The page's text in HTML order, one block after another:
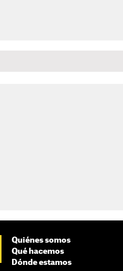
Quiénes somos
Qué hacemos
Dónde estamos